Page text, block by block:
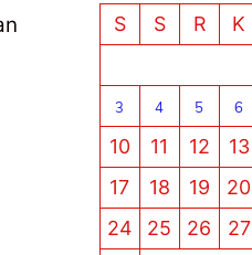
S
S R K
3 4 5 6
10
11 12 13
17
18 19 20
24
25 26 27